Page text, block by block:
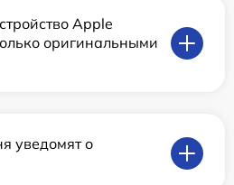
Apple
оригинальными
уведомят о